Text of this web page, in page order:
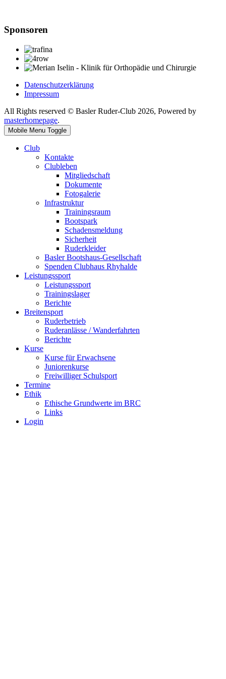
Sponsoren
Datenschutzerklärung
Impressum
All Rights reserved © Basler Ruder-Club 2026, Powered by
masterhomepage.
Mobile Menu Toggle
Club
Kontakte
Clubleben
Mitgliedschaft
Dokumente
Fotogalerie
Infrastruktur
Trainingsraum
Bootspark
Schadensmeldung
Sicherheit
Ruderkleider
Basler Bootshaus-Gesellschaft
Spenden Clubhaus Rhyhalde
Leistungssport
Leistungssport
Trainingslager
Berichte
Breitensport
Ruderbetrieb
Ruderanlässe / Wanderfahrten
Berichte
Kurse
Kurse für Erwachsene
Juniorenkurse
Freiwilliger Schulsport
Termine
Ethik
Ethische Grundwerte im BRC
Links
Login